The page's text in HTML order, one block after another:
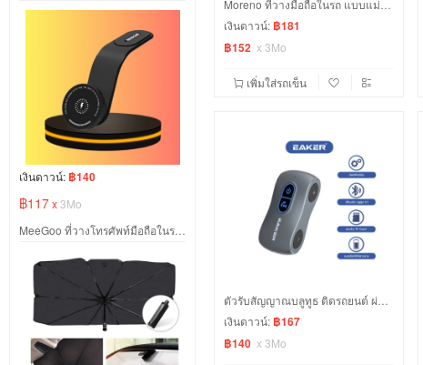
เงินดาวน์: ฿140
฿117x3Mo
เงินดาวน์: ฿181
฿152 x 3Mo
เพิ่มใส่รถเข็น
เงินดาวน์: ฿167
฿140 x 3Mo